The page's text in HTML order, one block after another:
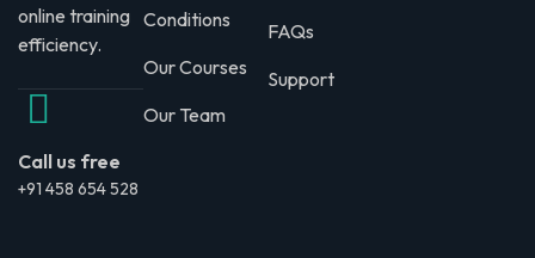
online training
efficiency.
Call us free
+91 458 654 528
Conditions
Our Courses
Our Team
FAQs
Support